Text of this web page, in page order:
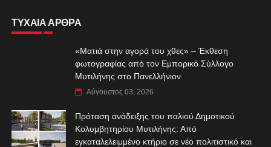
ΤΥΧΑΙΑ ΑΡΘΡΑ
«Ματιά στην αγορά του χθες» – Έκθεση
φωτογραφίας από τον Εμπορικό Σύλλογο
Μυτιλήνης στο Πανελλήνιον
Αύγουστος 03, 2026
Πρόταση ανάδειξης του παλιού Δημοτικού
Κολυμβητηρίου Μυτιλήνης: Από
εγκαταλελειμμένο κτήριο σε νέο πολιτιστικό και